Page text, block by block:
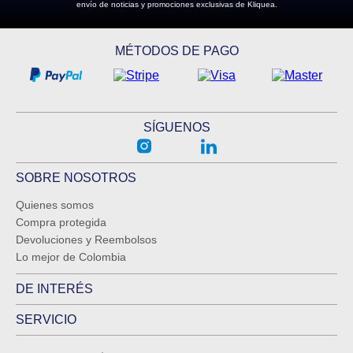
envío de noticias y promociones exclusivas de Kliquea.
MÉTODOS DE PAGO
SÍGUENOS
SOBRE NOSOTROS
Quienes somos
Compra protegida
Devoluciones y Reembolsos
Lo mejor de Colombia
DE INTERÉS
SERVICIO